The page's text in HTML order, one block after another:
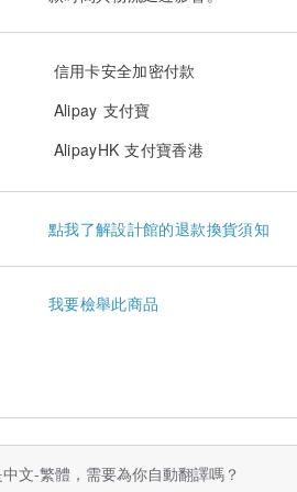
信用卡安全加密付款
Alipay 支付寶
AlipayHK 支付寶香港
點我了解設計館的退款換貨須知
我要檢舉此商品
文-繁體，需要為你自動翻譯嗎？